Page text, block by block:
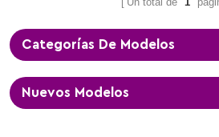
rápida y modelos de alta
calidad que siempre obtienen la
satisfacción de los clientes.
Categorías De Modelos
Nuevos Modelos